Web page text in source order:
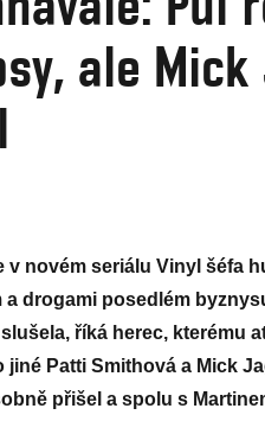
ale
v novém seriálu Vinyl šéfa
a drogami posedlém
říká herec, kterému
Patti Smithová a Mick
přišel a spolu s